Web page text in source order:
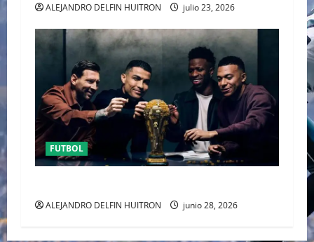
ALEJANDRO DELFIN HUITRON julio 23, 2026
FUTBOL
ALEJANDRO DELFIN HUITRON junio 28, 2026